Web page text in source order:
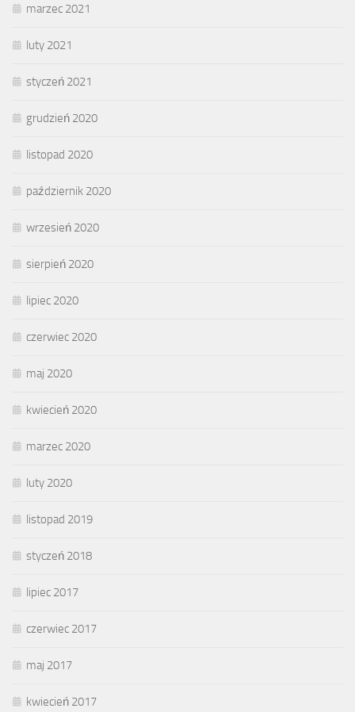
marzec 2021
luty 2021
styczeń 2021
grudzień 2020
listopad 2020
październik 2020
wrzesień 2020
sierpień 2020
lipiec 2020
czerwiec 2020
maj 2020
kwiecień 2020
marzec 2020
luty 2020
listopad 2019
styczeń 2018
lipiec 2017
czerwiec 2017
maj 2017
kwiecień 2017